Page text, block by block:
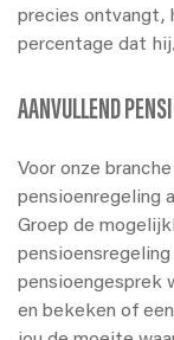
precies ontvangt,
percentage dat
AANVULLEND
Voor onze
pensioenregeling
Groep de
pensioengesprek
en bekeken of